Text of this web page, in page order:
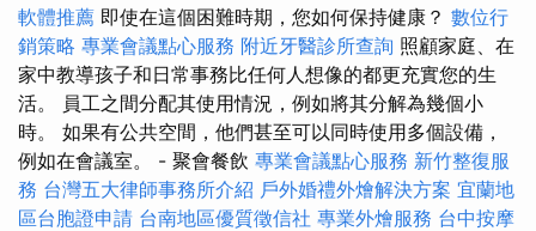
軟體推薦 即使在這個困難時期，您如何保持健康？ 數位行
銷策略 專業會議點心服務 附近牙醫診所查詢 照顧家庭、在
家中教導孩子和日常事務比任何人想像的都更充實您的生
活。 員工之間分配其使用情況，例如將其分解為幾個小
時。 如果有公共空間，他們甚至可以同時使用多個設備，
例如在會議室。 - 聚會餐飲 專業會議點心服務 新竹整復服
務 台灣五大律師事務所介紹 戶外婚禮外燴解決方案 宜蘭地
區台胞證申請 台南地區優質徵信社 專業外燴服務 台中按摩